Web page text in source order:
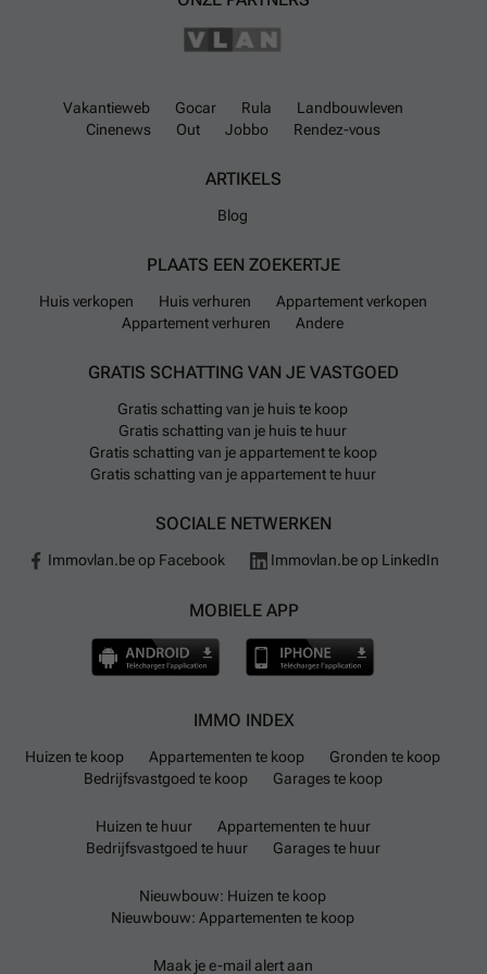
Vakantieweb Gocar Rula
Landbouwleven
Cinenews
Out Jobbo Rendez-vous
ARTIKELS
Blog
PLAATS EEN ZOEKERTJE
Huis verkopen Huis verhuren
Appartement verkopen
Appartement verhuren
Andere
GRATIS SCHATTING VAN JE VASTGOED
Gratis schatting van je huis te koop
Gratis schatting van je huis te huur
Gratis schatting van je appartement te koop
Gratis schatting van je appartement te huur
SOCIALE NETWERKEN
Immovlan.be op Facebook Immovlan.be op LinkedIn
MOBIELE APP
IMMO INDEX
Huizen te koop Appartementen te koop
Gronden te koop
Bedrijfsvastgoed te koop
Garages te koop
Huizen te huur
Appartementen te huur
Bedrijfsvastgoed te huur
Garages te huur
Nieuwbouw: Huizen te koop
Nieuwbouw: Appartementen te koop
Maak je e-mail alert aan